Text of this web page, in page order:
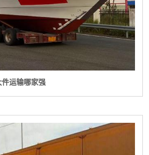
件运输哪家强